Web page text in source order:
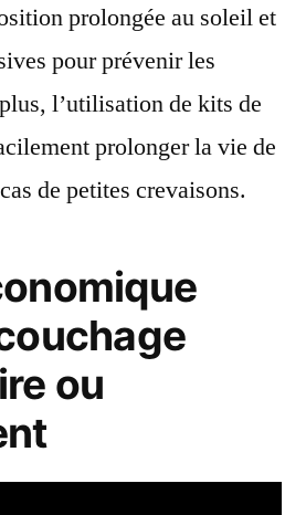
prolongée au soleil et
pour prévenir les
l’utilisation de kits de
prolonger la vie de
de petites crevaisons.
ou